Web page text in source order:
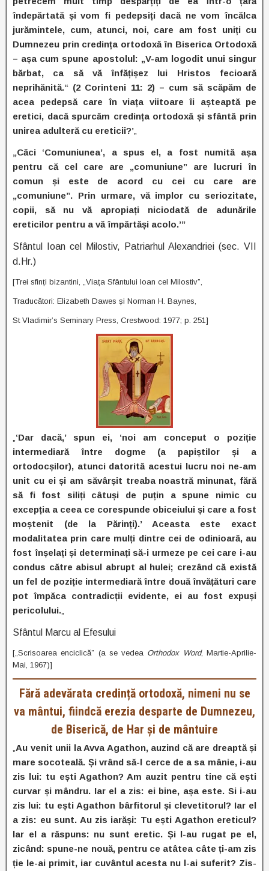
îndepărtată și vom fi pedepsiți dacă ne vom încălca
jurămintele, cum, atunci, noi, care am fost uniți cu
Dumnezeu prin credința ortodoxă în Biserica Ortodoxă
– așa cum spune apostolul: „V-am logodit unui singur
bărbat, ca să vă înfățișez lui Hristos fecioară
neprihănită.“ (2 Corinteni 11: 2) – cum să scăpăm de
acea pedepsă care în viața viitoare îi așteaptă pe
eretici, dacă spurcăm credința ortodoxă și sfântă prin
unirea adulteră cu ereticii?’
„Căci ‘Comuniunea’, a spus el, a fost numită așa
pentru că cel care are „comuniune” are lucruri în
comun și este de acord cu cei cu care are
„comuniune”. Prin urmare, vă implor cu seriozitate,
copii, să nu vă apropiați niciodată de adunările
ereticilor pentru a vă împărtăși acolo.’”
Sfântul Ioan cel Milostiv, Patriarhul Alexandriei (sec. VII
d.Hr.)
[Trei sfinți bizantini, „Viața Sfântului Ioan cel Milostiv”,
Traducători: Elizabeth Dawes și Norman H. Baynes,
St Vladimir’s Seminary Press, Crestwood: 1977; p. 251]
‘Dar dacă,’ spun ei, ‘noi am conceput o poziție
intermediară între dogme (a papiștilor și a
ortodocșilor), atunci datorită acestui lucru noi ne-am
unit cu ei și am săvârșit treaba noastră minunat, fără
să fi fost siliți câtuși de puțin a spune nimic cu
excepția a ceea ce corespunde obiceiului și care a fost
moștenit (de la Părinți).’ Aceasta este exact
modalitatea prin care mulți dintre cei de odinioară, au
fost înșelați și determinați să-i urmeze pe cei care i-au
condus către abisul abrupt al hulei; crezând că există
un fel de poziție intermediară între două învățături care
pot împăca contradicții evidente, ei au fost expuși
pericolului.
Sfântul Marcu al Efesului
[„Scrisoarea enciclică” (a se vedea Orthodox Word, Martie-Aprilie-
Mai, 1967)]
Fără adevărata credință ortodoxă, nimeni nu se
va mântui, fiindcă erezia desparte de Dumnezeu,
de Biserică, de Har și de mântuire
Au venit unii la Avva Agathon, auzind că are dreaptă și
mare socoteală. Și vrând să-l cerce de a sa mânie, i-au
zis lui: tu ești Agathon? Am auzit pentru tine că ești
curvar și mândru. Iar el a zis: ei bine, așa este. Si i-au
zis lui: tu ești Agathon bârfitorul și clevetitorul? Iar el
a zis: eu sunt. Au zis iarăși: Tu ești Agathon ereticul?
lar el a răspuns: nu sunt eretic. Și l-au rugat pe el,
zicând: spune-ne nouă, pentru ce atâtea câte ți-am zis
ție le-ai primit, iar cuvântul acesta nu l-ai suferit? Zis-